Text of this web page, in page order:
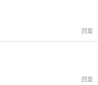
回复
回复